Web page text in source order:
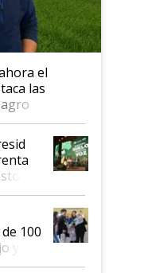
el
las
veo
50100
y